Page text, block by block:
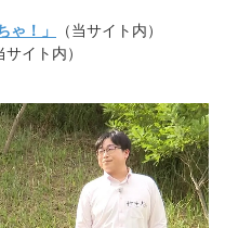
ゃ！」
（当サイト内）
サイト内）